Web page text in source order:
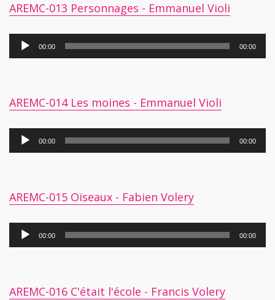
AREMC-013 Personnages - Emmanuel Violi
Lecteur
audio
00:00 00:00
AREMC-014 Les moines - Emmanuel Violi
Lecteur
audio
00:00 00:00
AREMC-015 Oiseaux - Fabien Volery
Lecteur
audio
00:00 00:00
AREMC-016 C'était l'école - Francis Volery